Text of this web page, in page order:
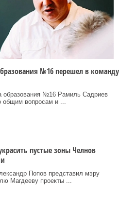
№16 перешел в команду
образования №16 Рамиль Садриев
общим вопросам и ...
пустые зоны Челнов
Попов представил мэру
Магдееву проекты ...